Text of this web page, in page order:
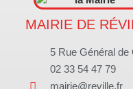
MAIRIE DE
5 Rue Général de
02 33 54 47 79
mairie@reville.fr